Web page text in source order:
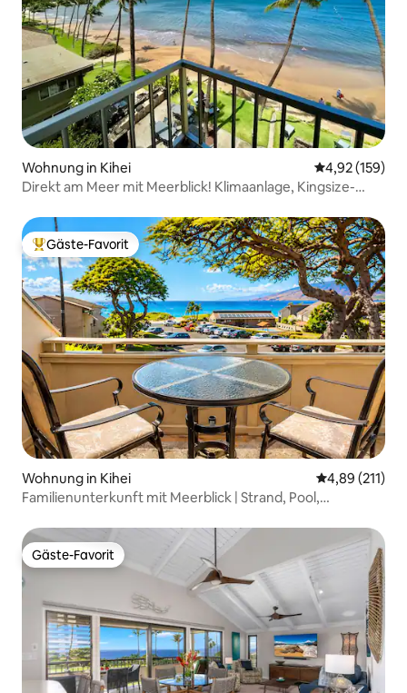
Wohnung in Kihei
4,92 (159)
Direkt am Meer mit Meerblick! Klimaanlage, Kingsize-
Beliebter Gäste-Favorit.
Gäste-Favorit
Wohnung in Kihei
4,89 (211)
Familienunterkunft mit Meerblick | Strand, Pool,
Gäste-Favorit
Gäste-Favorit